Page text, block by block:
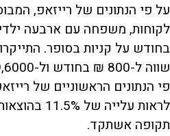
על פי הנתונים של רייזאפ,
פי הנתונים הראשוניים של
לראות
תקופה אשתקד.